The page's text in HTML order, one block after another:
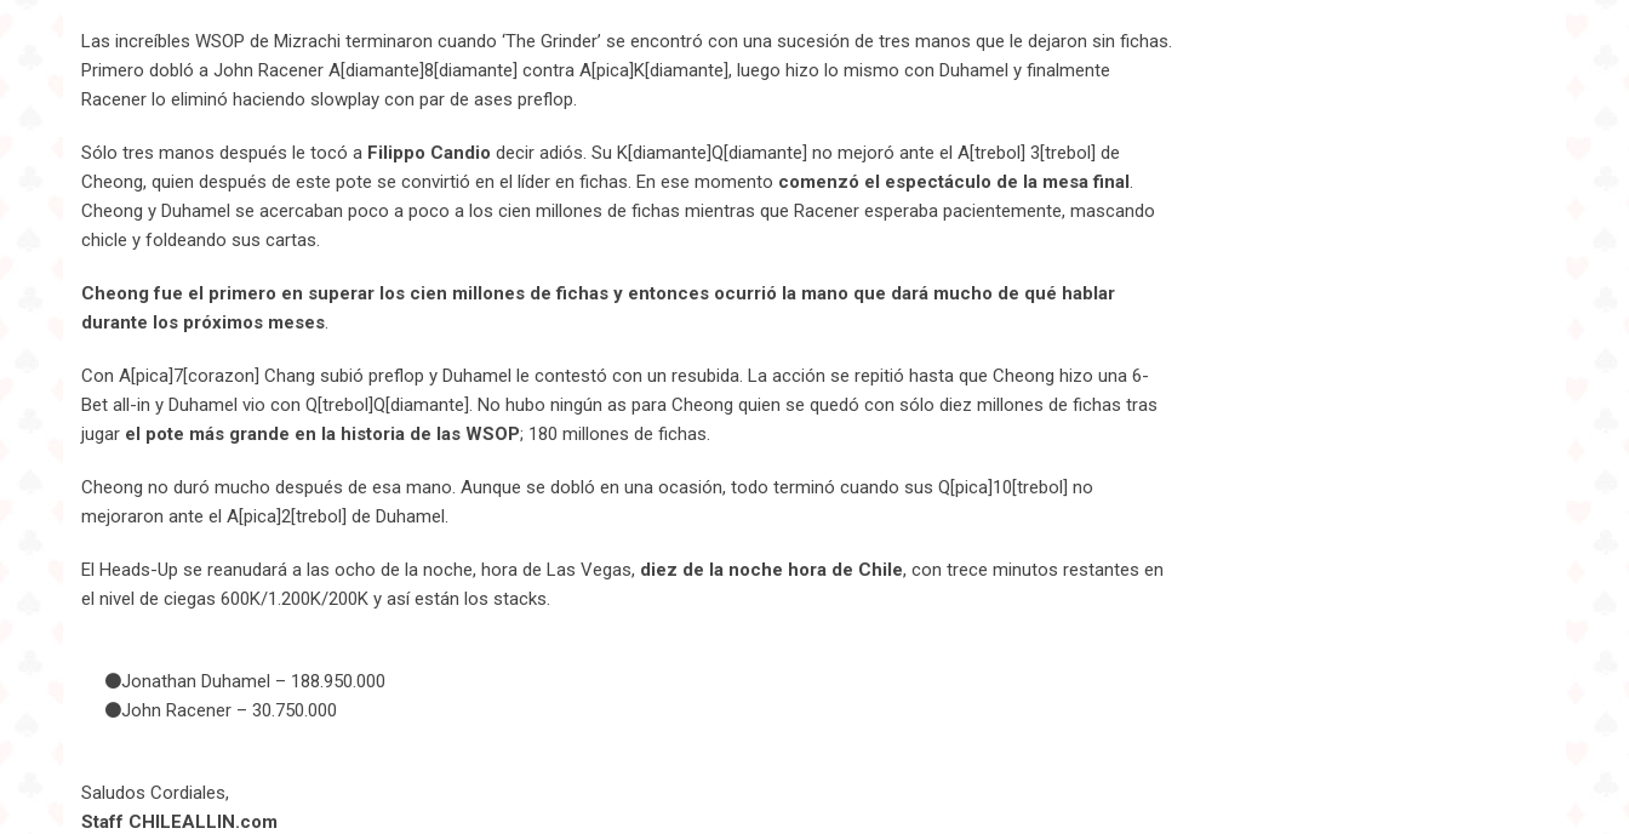
Las increíbles WSOP de Mizrachi terminaron cuando ‘The Grinder’ se encontró con una sucesión de tres manos que le dejaron sin fichas.
Primero dobló a John Racener A[diamante]8[diamante] contra A[pica]K[diamante], luego hizo lo mismo con Duhamel y finalmente
Racener lo eliminó haciendo slowplay con par de ases preflop.
Sólo tres manos después le tocó a Filippo Candio decir adiós. Su K[diamante]Q[diamante] no mejoró ante el A[trebol] 3[trebol] de
Cheong, quien después de este pote se convirtió en el líder en fichas. En ese momento comenzó el espectáculo de la mesa final.
Cheong y Duhamel se acercaban poco a poco a los cien millones de fichas mientras que Racener esperaba pacientemente, mascando
chicle y foldeando sus cartas.
Cheong fue el primero en superar los cien millones de fichas y entonces ocurrió la mano que dará mucho de qué hablar
durante los próximos meses.
Con A[pica]7[corazon] Chang subió preflop y Duhamel le contestó con un resubida. La acción se repitió hasta que Cheong hizo una 6-
Bet all-in y Duhamel vio con Q[trebol]Q[diamante]. No hubo ningún as para Cheong quien se quedó con sólo diez millones de fichas tras
jugar el pote más grande en la historia de las WSOP; 180 millones de fichas.
Cheong no duró mucho después de esa mano. Aunque se dobló en una ocasión, todo terminó cuando sus Q[pica]10[trebol] no
mejoraron ante el A[pica]2[trebol] de Duhamel.
El Heads-Up se reanudará a las ocho de la noche, hora de Las Vegas, diez de la noche hora de Chile, con trece minutos restantes en
el nivel de ciegas 600K/1.200K/200K y así están los stacks.
Jonathan Duhamel – 188.950.000
John Racener – 30.750.000
Saludos Cordiales,
Staff CHILEALLIN.com